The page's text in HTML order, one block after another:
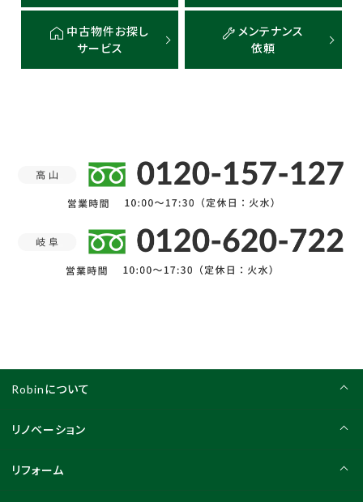
中古物件お探し
サービス
メンテナンス
依頼
Robinについて
リノベーション
リフォーム